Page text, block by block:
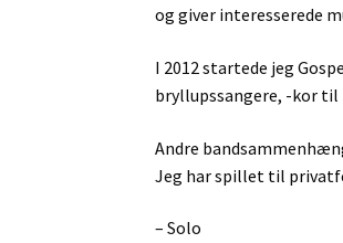
og giver interesserede
I 2012 startede jeg
bryllupssangere, -kor til
Andre
Jeg har spillet til
– Solo